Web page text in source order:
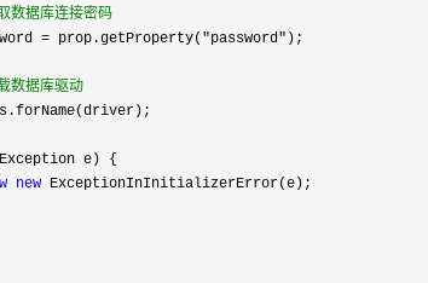
数据库连接密码
= prop.getProperty("password"
数据库驱动
new